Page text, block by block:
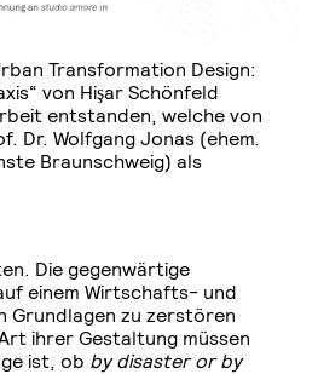
Transformation Design:
von Hişar Schönfeld
entstanden, welche von
Dr. Wolfgang Jonas (ehem.
Braunschweig) als
Die gegenwärtige
einem Wirtschafts- und
Grundlagen zu zerstören
ihrer Gestaltung müssen
ist, ob by disaster or by